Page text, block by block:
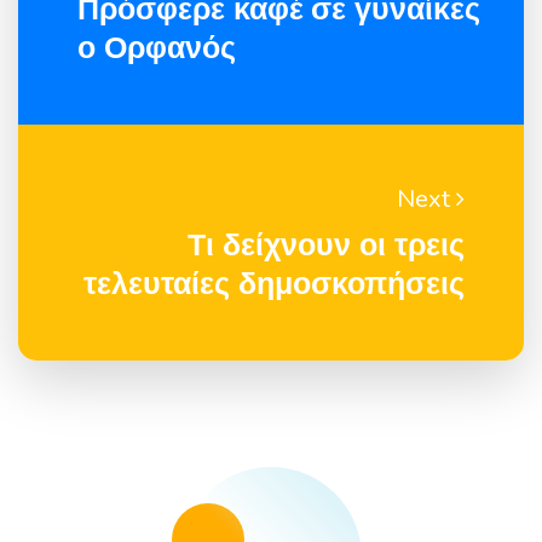
Πρόσφερε καφέ σε γυναίκες
ο Ορφανός
Next
Τι δείχνουν οι τρεις
τελευταίες δημοσκοπήσεις